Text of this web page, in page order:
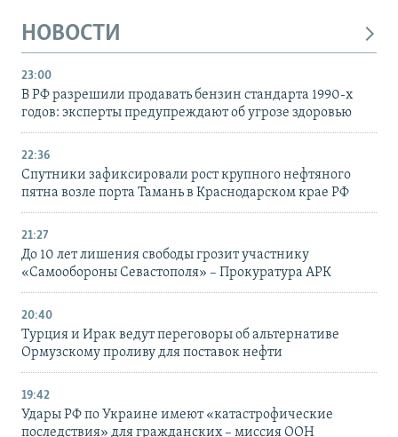
НОВОСТИ
23:00
В РФ разрешили продавать бензин стандарта 1990-х
годов: эксперты предупреждают об угрозе здоровью
22:36
Спутники зафиксировали рост крупного нефтяного
пятна возле порта Тамань в Краснодарском крае РФ
21:27
До 10 лет лишения свободы грозит участнику
«Самообороны Севастополя» – Прокуратура АРК
20:40
Турция и Ирак ведут переговоры об альтернативе
Ормузскому проливу для поставок нефти
19:42
Удары РФ по Украине имеют «катастрофические
последствия» для гражданских – миссия ООН